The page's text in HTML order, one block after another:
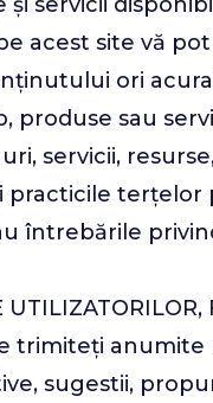
servicii
acest site vă
ori
produse sau
servicii,
terțelor
întrebările
UTILIZATORILOR,
trimiteți
sugestii,